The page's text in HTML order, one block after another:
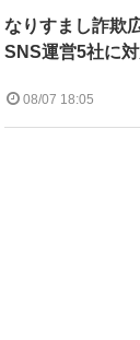
なりすまし詐欺
SNS運営5社に
08/07 18:05